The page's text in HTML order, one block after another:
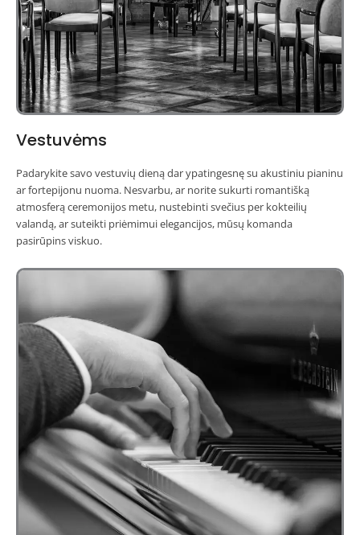
Vestuvėms
Padarykite savo vestuvių dieną dar ypatingesnę su akustiniu pianinu
ar fortepijonu nuoma. Nesvarbu, ar norite sukurti romantišką
atmosferą ceremonijos metu, nustebinti svečius per kokteilių
valandą, ar suteikti priėmimui elegancijos, mūsų komanda
pasirūpins viskuo.